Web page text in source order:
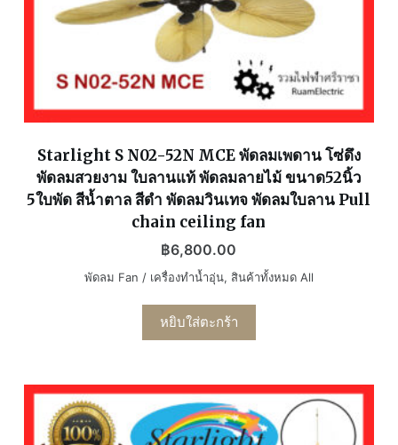
Starlight S N02-52N MCE พัดลมเพดาน โซ่ดึง
พัดลมสวยงาม ใบลานแท้ พัดลมลายไม้ ขนาด52นิ้ว
5ใบพัด สีน้ำตาล สีดำ พัดลมวินเทจ พัดลมใบลาน Pull
chain ceiling fan
฿6,800.00
พัดลม Fan / เครื่องทำน้ำอุ่น, สินค้าทั้งหมด All
หยิบใส่ตะกร้า